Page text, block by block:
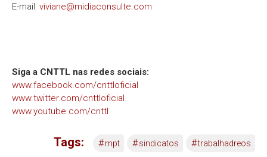
E-mail: viviane@midiaconsulte.com
Siga a CNTTL nas redes sociais:
www.facebook.com/cnttloficial
www.twitter.com/cnttloficial
www.youtube.com/cnttl
Tags: #mpt #sindicatos #trabalhadreos